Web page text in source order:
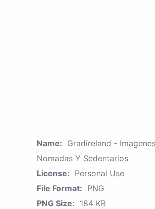
Name: Gradireland -
Nomadas Y Sedentarios
License: Personal Use
File Format: PNG
PNG Size: 184 KB